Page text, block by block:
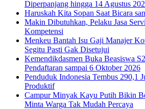
Diperpanjang hingga 14 Agustus
Haruskah Kita Sopan Saat Bicara
Makin Dibutuhkan, Pelaku Jasa
Kompetensi
Menkeu Bantah Isu Gaji Manajer
Segitu Pasti Gak Disetujui
Kemendikdasmen Buka Beasiswa
Pendaftaran sampai 6 Oktober 2026
Penduduk Indonesia Tembus 290,1
Produktif
Campur Minyak Kayu Putih Bikin
Minta Warga Tak Mudah Percaya